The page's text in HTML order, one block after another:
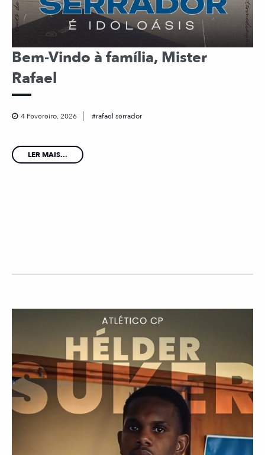
Bem-Vindo à família, Mister
Rafael
4 Fevereiro, 2026 rafael serrador
LER MAIS...